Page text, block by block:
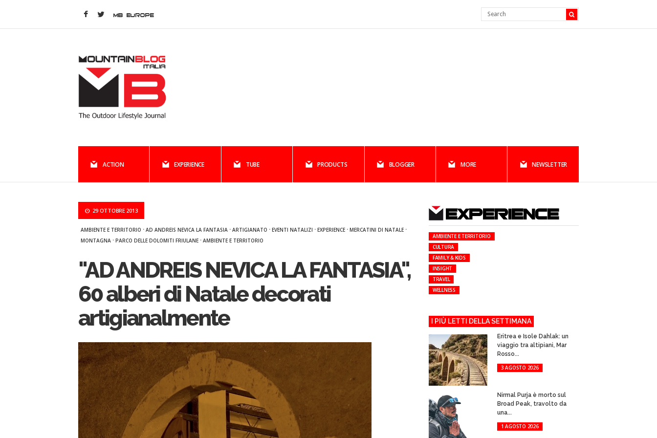
MB EUROPE
ACTION EXPERIENCE TUBE PRODUCTS BLOGGER MORE NEWSLETTER
29 OTTOBRE 2013
AMBIENTE E TERRITORIO · AD ANDREIS NEVICA LA FANTASIA · ARTIGIANATO · EVENTI NATALIZI · EXPERIENCE · MERCATINI DI NATALE ·
MONTAGNA · PARCO DELLE DOLOMITI FRIULANE · AMBIENTE E TERRITORIO
"AD ANDREIS NEVICA LA FANTASIA",
60 alberi di Natale decorati
artigianalmente
EXPERIENCE
AMBIENTE E TERRITORIO
CULTURA
FAMILY & KIDS
INSIGHT
TRAVEL
WELLNESS
I PIÙ LETTI DELLA SETTIMANA
Eritrea e Isole Dahlak: un
viaggio tra altipiani, Mar
Rosso...
3 AGOSTO 2026
Nirmal Purja è morto sul
Broad Peak, travolto da
una...
1 AGOSTO 2026